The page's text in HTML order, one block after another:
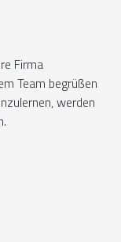
Firma
Team begrüßen
werden